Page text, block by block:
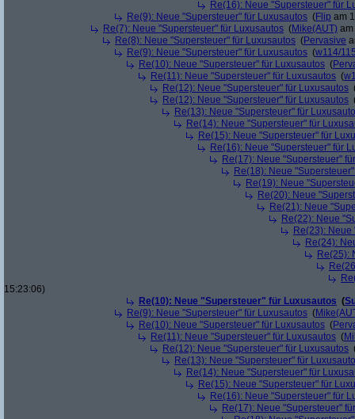
Re(16): Neue "Supersteuer" für
Re(9): Neue "Supersteuer" für Luxusautos (Flip am
Re(7): Neue "Supersteuer" für Luxusautos (Mike(AUT)
Re(8): Neue "Supersteuer" für Luxusautos (Pervasive
Re(9): Neue "Supersteuer" für Luxusautos (w114/
Re(10): Neue "Supersteuer" für Luxusautos (
Re(11): Neue "Supersteuer" für Luxusautos (
Re(12): Neue "Supersteuer" für Luxusautos
Re(12): Neue "Supersteuer" für Luxusautos
Re(13): Neue "Supersteuer" für
Re(14): Neue "Supersteuer" für
Re(15): Neue "Supersteuer" für
Re(16): Neue "Supersteuer" für
Re(17): Neue "Supersteuer"
Re(18): Neue
Re(19): Neue
Re(20): Neue
Re(21): Neue
Re(22): Neue
Re(23):
Re(24):
Re(25):
15:23:06)
Re(10): Neue "Supersteuer" für Luxusautos (
Re(9): Neue "Supersteuer" für Luxusautos (
Re(10): Neue "Supersteuer" für Luxusautos (
Re(11): Neue "Supersteuer" für Luxusautos (
Re(12): Neue "Supersteuer" für Luxusautos
Re(13): Neue "Supersteuer" für
Re(14): Neue "Supersteuer" für
Re(15): Neue "Supersteuer" für
Re(16): Neue "Supersteuer" für
Re(17): Neue "Supersteuer"